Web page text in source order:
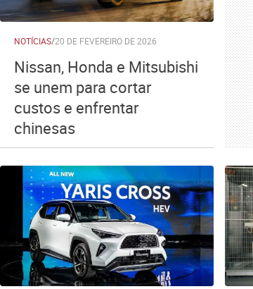
NOTÍCIAS/20 DE FEVEREIRO DE 2026
Nissan, Honda e Mitsubishi
se unem para cortar
custos e enfrentar
chinesas